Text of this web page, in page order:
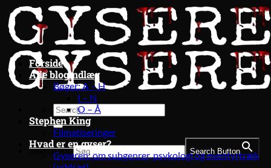
Fortsæt
til
indhold
Search for: Search Button
Forside
Alle blogindlæg
Bøger: A – H
I – N
O – Å
Stephen King
Filmatiseringer
Hvad er en gyser?
Gyseren: om subgenrer, psykologi og eventyrtræk